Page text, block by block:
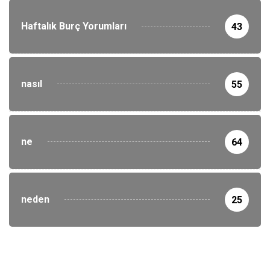
Haftalık Burç Yorumları 43
nasıl 55
ne 64
neden 25